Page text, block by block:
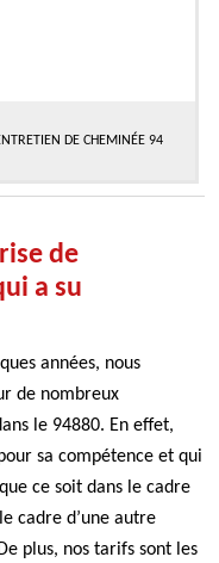
DE CHEMINÉE 94
de
a su
années, nous
de nombreux
le 94880. En effet,
sa compétence et qui
ce soit dans le cadre
cadre d’une autre
plus, nos tarifs sont les